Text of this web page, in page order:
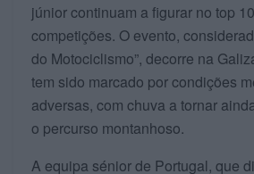
júnior continuam a figurar no top
competições. O evento,
do Motociclismo”, decorre na
tem sido marcado por condições
adversas, com chuva a tornar
o percurso montanhoso.
A equipa sénior de Portugal, que